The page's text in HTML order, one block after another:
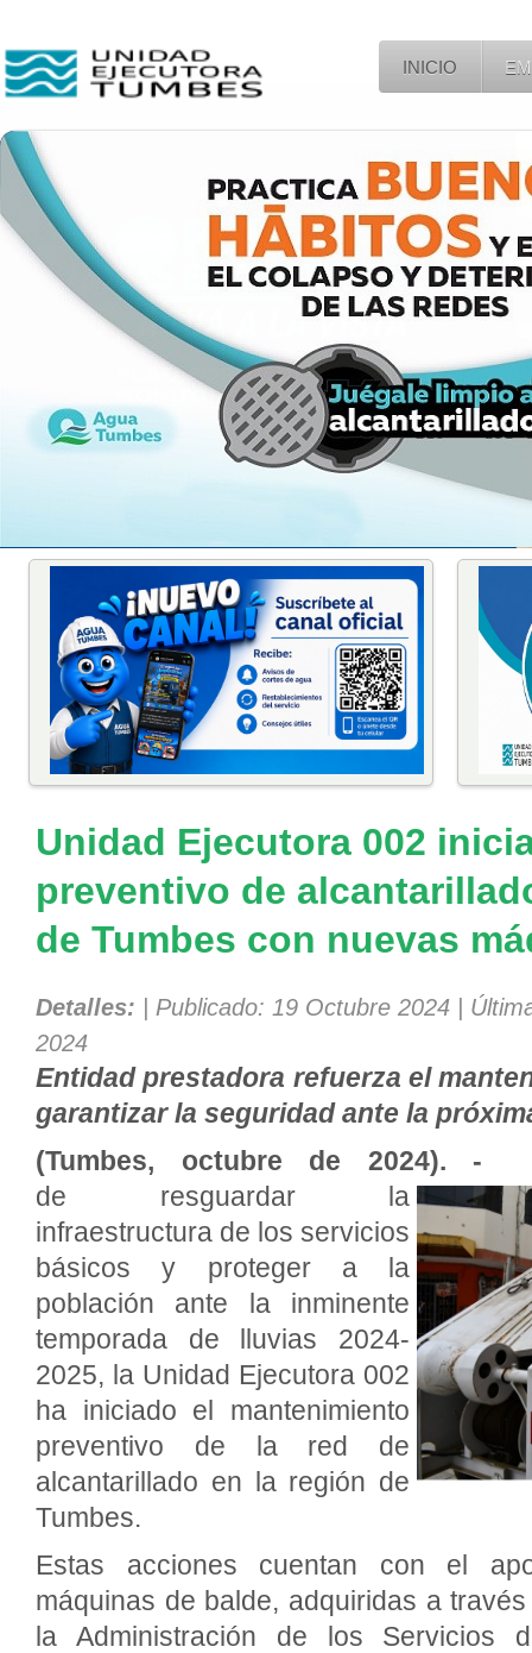
INICIO
Unidad Ejecutora 002
preventivo de
de Tumbes con nuevas
Detalles: | Publicado: 19 Octubre 2024 |
2024
Entidad prestadora refuerza el
garantizar la seguridad ante la
(Tumbes, octubre de 2024). -
de resguardar la
infraestructura de los servicios
básicos y proteger a la
población ante la inminente
temporada de lluvias 2024-
2025, la Unidad Ejecutora 002
ha iniciado el mantenimiento
preventivo de la red de
alcantarillado en la región de
Tumbes.
Estas acciones cuentan con el
máquinas de balde, adquiridas a
la Administración de los Servicios